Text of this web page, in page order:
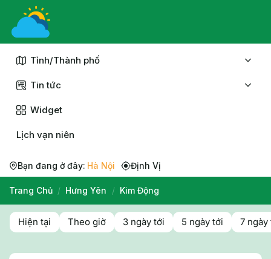
Chuyển
nội
Tỉnh/Thành phố
Tin tức
Widget
Lịch vạn niên
Bạn đang ở đây: Hà Nội Định Vị
Trang Chủ / Hưng Yên / Kim Động
Hiện tại Theo giờ 3 ngày tới 5 ngày tới 7 ngày